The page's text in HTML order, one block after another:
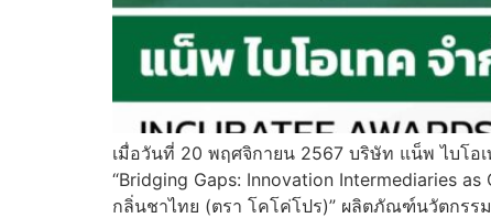
เมื่อวันที่ 20 พฤศจิกายน 2567 บริษัท แน็พ ไบโอเ
“Bridging Gaps: Innovation Intermediaries
กลิ่นชาไทย (ตรา โคโค่โปร)” ผลิตภัณฑ์นวัตกรร